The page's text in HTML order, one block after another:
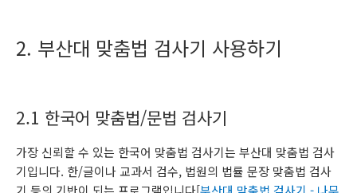
2. 부산대 맞춤법 검사기 사용하기
2.1 한국어 맞춤법/문법 검사기
가장 신뢰할 수 있는 한국어 맞춤법 검사기는 부산대 맞춤법 검사
기입니다. 한/글이나 교과서 검수, 법원의 법률 문장 맞춤법 검사